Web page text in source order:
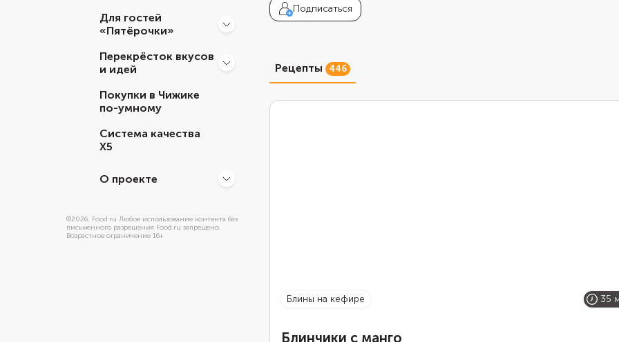
Для гостей
«Пятёрочки»
Перекрёсток вкусов
и идей
Покупки в Чижике
по-умному
Система качества
Х5
О проекте
©2026, Food.ru Любое использование контента без
письменного разрешения Food.ru запрещено.
Возрастное ограничение 16+
Подписаться
Рецепты 446
блины на кефире 35
Блинчики с манго